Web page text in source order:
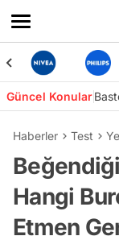
Güncel Konular
Haberler Test
Hangi
Etmen